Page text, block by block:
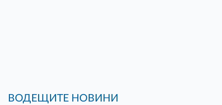
ВОДЕЩИТЕ НОВИНИ